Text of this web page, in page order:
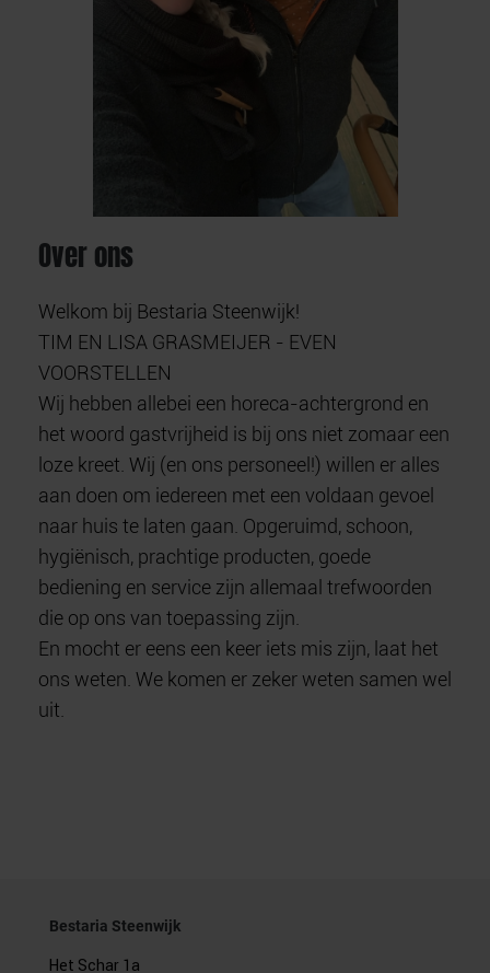
Over ons
Welkom bij Bestaria Steenwijk!
TIM EN LISA GRASMEIJER - EVEN
VOORSTELLEN
Wij hebben allebei een horeca-achtergrond en
het woord gastvrijheid is bij ons niet zomaar een
loze kreet. Wij (en ons personeel!) willen er alles
aan doen om iedereen met een voldaan gevoel
naar huis te laten gaan. Opgeruimd, schoon,
hygiënisch, prachtige producten, goede
bediening en service zijn allemaal trefwoorden
die op ons van toepassing zijn.
En mocht er eens een keer iets mis zijn, laat het
ons weten. We komen er zeker weten samen wel
uit.
Bestaria Steenwijk
Het Schar 1a